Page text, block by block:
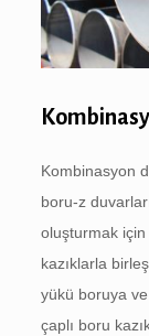
Kombinasyon
boru-z
oluşturmak için
kazıklarla
yükü boruya
çaplı boru